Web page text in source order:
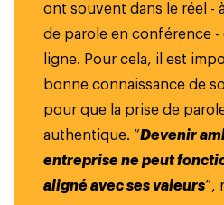
ont souvent dans le réel -
de parole en conférence
ligne. Pour cela, il est
bonne connaissance de
pour que la prise de
authentique. “Devenir
entreprise ne peut
aligné avec ses valeurs”,